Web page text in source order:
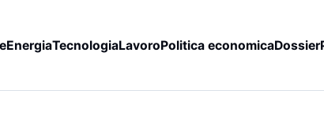
EnergiaTecnologiaLavoroPolitica economicaDossier